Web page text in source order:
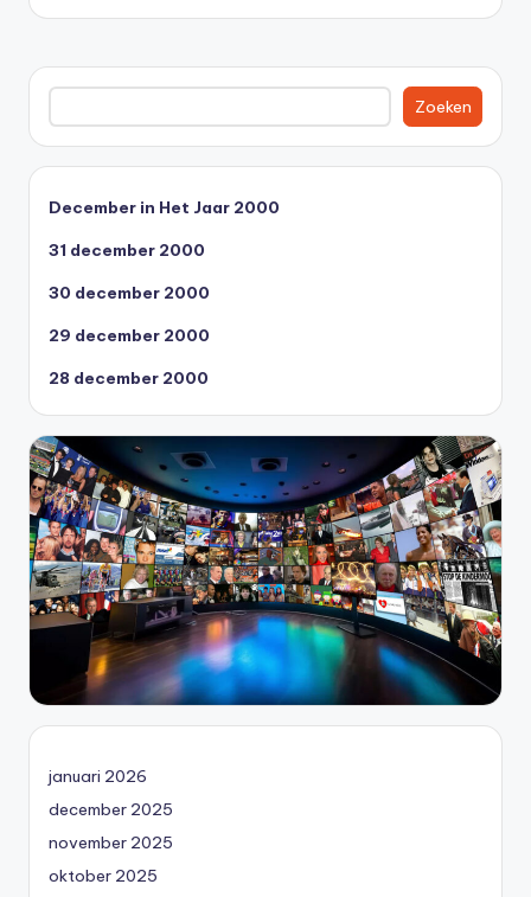
Zoeken
Zoeken
December in Het Jaar 2000
31 december 2000
30 december 2000
29 december 2000
28 december 2000
januari 2026
december 2025
november 2025
oktober 2025